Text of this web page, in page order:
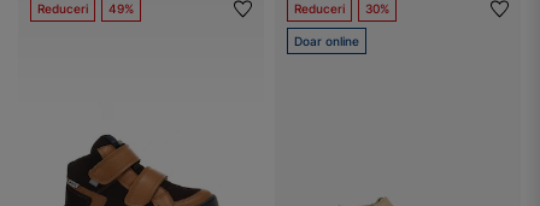
Reduceri 49% Reduceri 30%
Doar online